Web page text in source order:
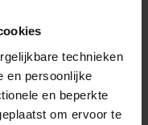
technieken
en persoonlijke
en beperkte
om ervoor te